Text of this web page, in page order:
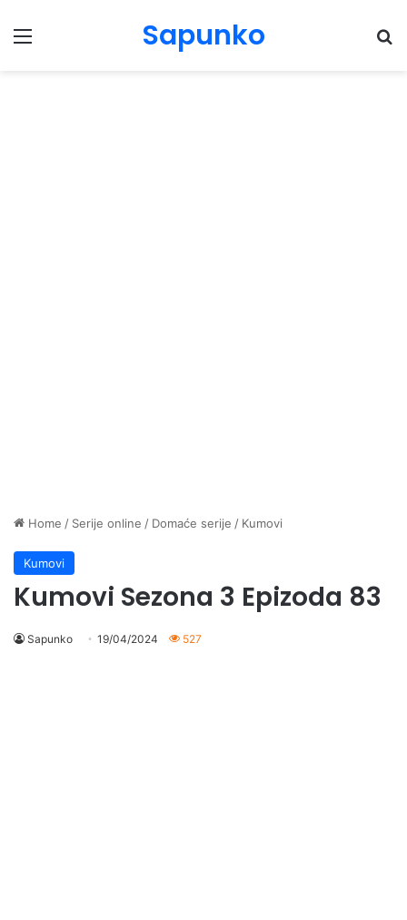
Menu Sapunko
Home / Serije online / Domaće serije / Kumovi
Kumovi
Kumovi Sezona 3 Epizoda 83
Sapunko 19/04/2024 527